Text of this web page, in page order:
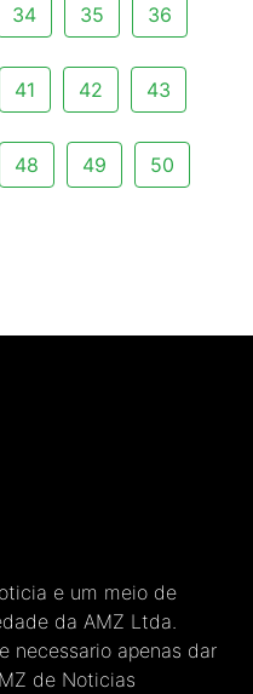
34 35 36
41 42 43
48 49 50
e um meio de
da AMZ Ltda.
necessario apenas dar
de Noticias